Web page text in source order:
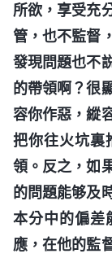
所欲，享受充
管，也不監督
發現問題也不
的帶領啊？很
容你作惡，縱
把你往火坑裏
領。反之，如
的問題能够及
本分中的偏差
應，在他的監